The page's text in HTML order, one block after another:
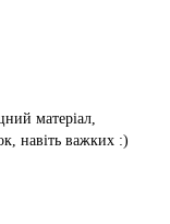
матеріал,
навіть важких :)